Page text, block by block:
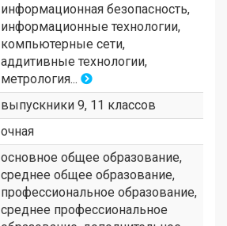
информационная безопасность,
информационные технологии,
компьютерные сети,
аддитивные технологии,
метрология...
выпускники 9, 11 классов
очная
основное общее образование,
среднее общее образование,
профессиональное образование,
среднее профессиональное